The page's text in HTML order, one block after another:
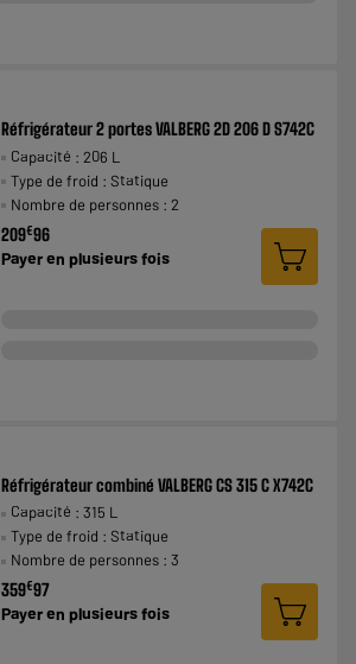
Réfrigérateur 2 portes VALBERG 2D 206 D S742C
Capacité : 206 L
Type de froid : Statique
Nombre de personnes : 2
209€96
Payer en plusieurs fois
Réfrigérateur combiné VALBERG CS 315 C X742C
Capacité : 315 L
Type de froid : Statique
Nombre de personnes : 3
359€97
Payer en plusieurs fois